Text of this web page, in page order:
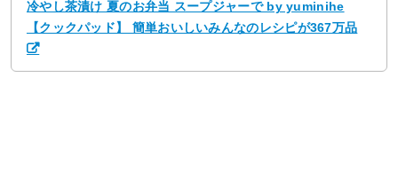
冷やし茶漬け 夏のお弁当 スープジャーで by yuminihe
【クックパッド】 簡単おいしいみんなのレシピが367万品